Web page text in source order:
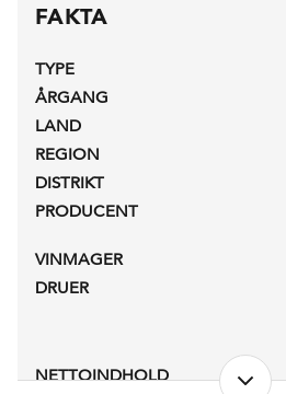
FAKTA
TYPE
ÅRGANG
LAND
REGION
DISTRIKT
PRODUCENT
VINMAGER
DRUER
NETTOINDHOLD